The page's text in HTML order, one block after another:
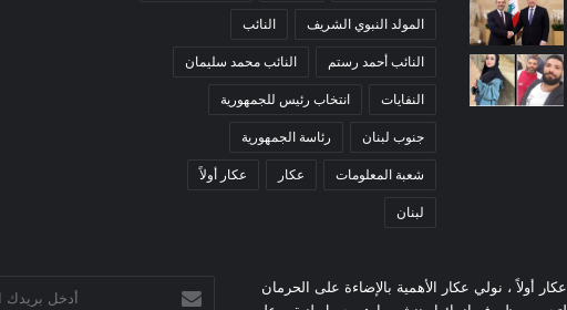
المولد النبوي الشريف النائب
النائب أحمد رستم النائب محمد سليمان
النفايات انتخاب رئيس للجمهورية
جنوب لبنان رئاسة الجمهورية
شعبة المعلومات عكار عكار أولاً
لبنان
عكار أولاً ، نولي عكار الأهمية بالإضاءة على الحرمان
أدخل